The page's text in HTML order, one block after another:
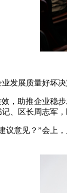
发展质量好坏
，助推企业稳
、区长周志军
议意见？”会上